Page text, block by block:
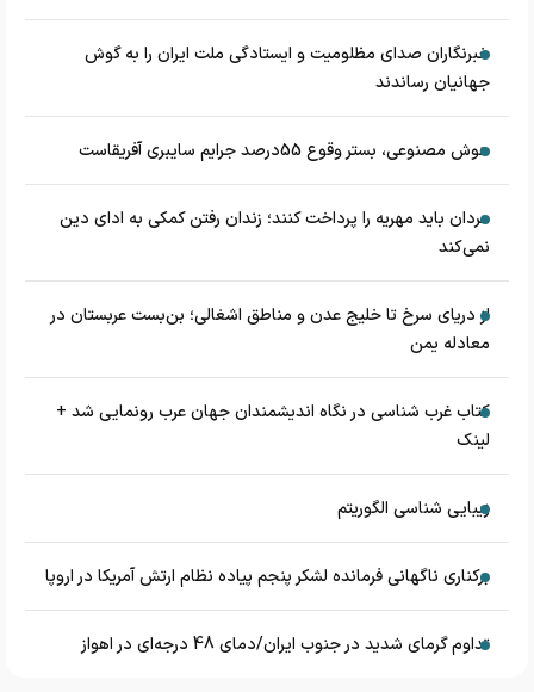
خبرنگاران صدای مظلومیت و ایستادگی ملت ایران را به گوش
جهانیان رساندند
هوش مصنوعی، بستر وقوع 55درصد جرایم سایبری آفریقاست
مردان باید مهریه را پرداخت کنند؛ زندان رفتن کمکی به ادای دین
نمی‌کند
از دریای سرخ تا خلیج عدن و مناطق اشغالی؛ بن‌بست عربستان در
معادله یمن
کتاب غرب شناسی در نگاه اندیشمندان جهان عرب رونمایی شد +
لینک
زیبایی شناسی الگوریتم
برکناری ناگهانی فرمانده لشکر پنجم پیاده‌ نظام ارتش آمریکا در اروپا
تداوم گرمای شدید در جنوب ایران/دمای 48 درجه‌ای در اهواز